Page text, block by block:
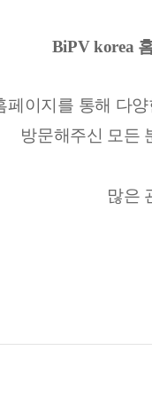
BiPV korea
페이지를 통해 다
방문해주신 모든
많은